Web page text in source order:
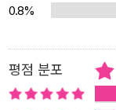
‘당신의 마음속 물리
이론의 후보로 각광
금까지 스탠퍼드 대
0.8%
평점 분포